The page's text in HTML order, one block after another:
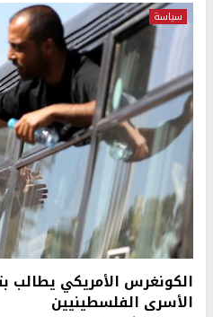
سياسة
الكونغرس الأمريكي يطالب
الأسرى الفلسطينيين